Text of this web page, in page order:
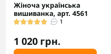
Жіноча українська
вишиванка, арт. 4561
1
1 020 грн.